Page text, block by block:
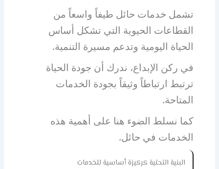
تشمل خدمات حائل طيفاً واسعاً من
القطاعات الحيوية التي تشكل أساس
الحياة اليومية وتدعم مسيرة التنمية.
في ركن الإبداع، ندرك أن جودة الحياة
ترتبط ارتباطاً وثيقاً بجودة الخدمات
المتاحة.
كما نسلط الضوء هنا على أهمية هذه
الخدمات في حائل.
البنية التحتية كركيزة أساسية للخدمات